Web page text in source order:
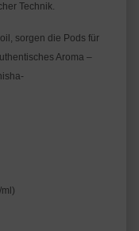
Technik.
sorgen die Pods für
Aroma –